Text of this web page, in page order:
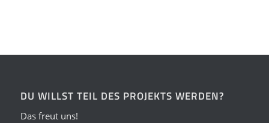
DU WILLST TEIL DES PROJEKTS WERDEN?
Das freut uns!